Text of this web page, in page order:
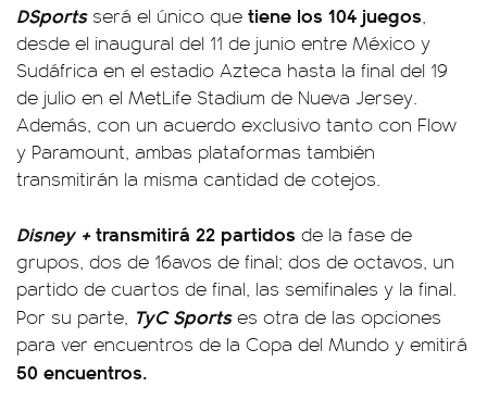
DSports será el único que tiene los 104 juegos,
desde el inaugural del 11 de junio entre México y
Sudáfrica en el estadio Azteca hasta la final del 19
de julio en el MetLife Stadium de Nueva Jersey.
Además, con un acuerdo exclusivo tanto con Flow
y Paramount, ambas plataformas también
transmitirán la misma cantidad de cotejos.
Disney + transmitirá 22 partidos de la fase de
grupos, dos de 16avos de final; dos de octavos, un
partido de cuartos de final, las semifinales y la final.
Por su parte, TyC Sportses otra de las opciones
para ver encuentros de la Copa del Mundo y emitirá
50 encuentros.